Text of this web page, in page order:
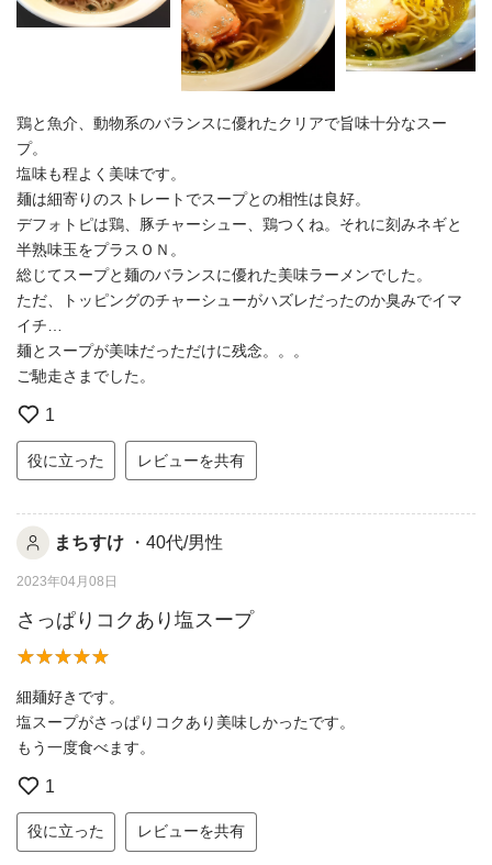
鶏と魚介、動物系のバランスに優れたクリアで旨味十分なスー
プ。
塩味も程よく美味です。
麺は細寄りのストレートでスープとの相性は良好。
デフォトピは鶏、豚チャーシュー、鶏つくね。それに刻みネギと
半熟味玉をプラスＯＮ。
総じてスープと麺のバランスに優れた美味ラーメンでした。
ただ、トッピングのチャーシューがハズレだったのか臭みでイマ
イチ…
麺とスープが美味だっただけに残念。。。
ご馳走さまでした。
1
役に立った レビューを共有
まちすけ ・40代/男性
2023年04月08日
さっぱりコクあり塩スープ
細麺好きです。
塩スープがさっぱりコクあり美味しかったです。
もう一度食べます。
1
役に立った レビューを共有